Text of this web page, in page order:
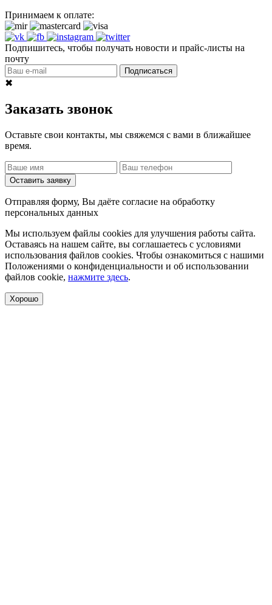
Принимаем к оплате:
Подпишитесь, чтобы получать новости и прайс-листы на
почту
Подписаться
✖
Заказать звонок
Оставьте свои контакты, мы свяжемся с вами в ближайшее
время.
Оставить заявку
Отправляя форму, Вы даёте согласие на обработку
персональных данных
Мы используем файлы cookies для улучшения работы сайта.
Оставаясь на нашем сайте, вы соглашаетесь с условиями
использования файлов cookies. Чтобы ознакомиться с нашими
Положениями о конфиденциальности и об использовании
файлов cookie, нажмите здесь.
Хорошо